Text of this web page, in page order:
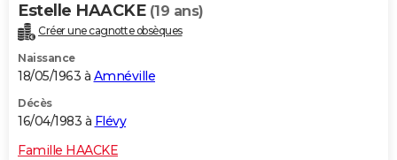
Estelle HAACKE (19 ans)
Créer une cagnotte obsèques
Naissance
18/05/1963 à Amnéville
Décès
16/04/1983 à Flévy
Famille HAACKE